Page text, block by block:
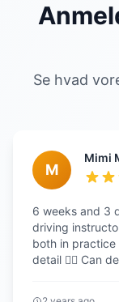
Se hvad
M
Mimi
6 weeks and 3
driving
both in practice
detail 👍🏽 Can